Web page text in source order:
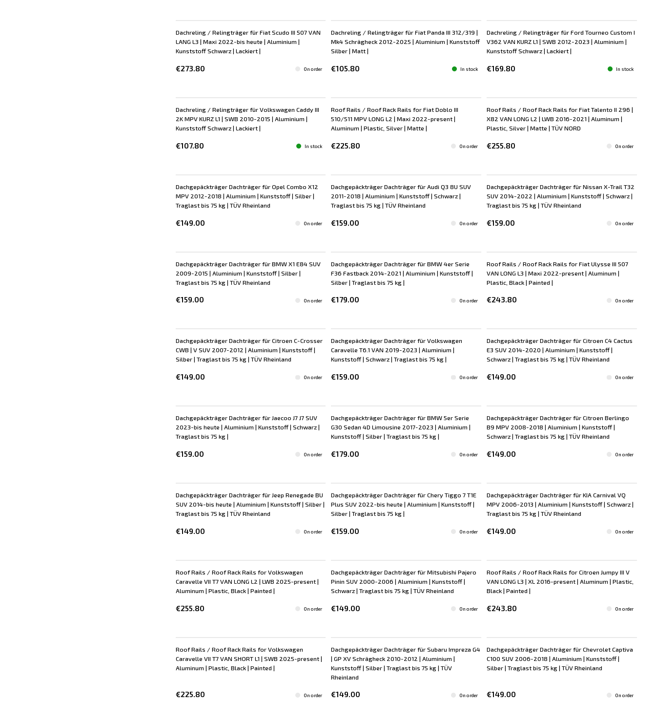
Dachreling / Relingträger für Fiat Scudo III 507 VAN
LANG L3 | Maxi 2022-bis heute | Aluminium |
Kunststoff Schwarz | Lackiert |
€273.80 On order
Dachreling / Relingträger für Fiat Panda III 312/319 |
Mk4 Schrägheck 2012-2025 | Aluminium | Kunststoff
Silber | Matt |
€105.80 In stock
Dachreling / Relingträger für Ford Tourneo Custom I
V362 VAN KURZ L1 | SWB 2012-2023 | Aluminium |
Kunststoff Schwarz | Lackiert |
€169.80 In stock
Dachreling / Relingträger für Volkswagen Caddy III
2K MPV KURZ L1 | SWB 2010-2015 | Aluminium |
Kunststoff Schwarz | Lackiert |
€107.80 In stock
Roof Rails / Roof Rack Rails for Fiat Doblo III
510/511 MPV LONG L2 | Maxi 2022-present |
Aluminum | Plastic, Silver | Matte |
€225.80 On order
Roof Rails / Roof Rack Rails for Fiat Talento II 296 |
X82 VAN LONG L2 | LWB 2016-2021 | Aluminum |
Plastic, Silver | Matte | TÜV NORD
€255.80 On order
Dachgepäckträger Dachträger für Opel Combo X12
MPV 2012-2018 | Aluminium | Kunststoff | Silber |
Traglast bis 75 kg | TÜV Rheinland
€149.00 On order
Dachgepäckträger Dachträger für Audi Q3 8U SUV
2011-2018 | Aluminium | Kunststoff | Schwarz |
Traglast bis 75 kg | TÜV Rheinland
€159.00 On order
Dachgepäckträger Dachträger für Nissan X-Trail T32
SUV 2014-2022 | Aluminium | Kunststoff | Schwarz |
Traglast bis 75 kg | TÜV Rheinland
€159.00 On order
Dachgepäckträger Dachträger für BMW X1 E84 SUV
2009-2015 | Aluminium | Kunststoff | Silber |
Traglast bis 75 kg | TÜV Rheinland
€159.00 On order
Dachgepäckträger Dachträger für BMW 4er Serie
F36 Fastback 2014-2021 | Aluminium | Kunststoff |
Silber | Traglast bis 75 kg |
€179.00 On order
Roof Rails / Roof Rack Rails for Fiat Ulysse III 507
VAN LONG L3 | Maxi 2022-present | Aluminum |
Plastic, Black | Painted |
€243.80 On order
Dachgepäckträger Dachträger für Citroen C-Crosser
CWB | V SUV 2007-2012 | Aluminium | Kunststoff |
Silber | Traglast bis 75 kg | TÜV Rheinland
€149.00 On order
Dachgepäckträger Dachträger für Volkswagen
Caravelle T6.1 VAN 2019-2023 | Aluminium |
Kunststoff | Schwarz | Traglast bis 75 kg |
€159.00 On order
Dachgepäckträger Dachträger für Citroen C4 Cactus
E3 SUV 2014-2020 | Aluminium | Kunststoff |
Schwarz | Traglast bis 75 kg | TÜV Rheinland
€149.00 On order
Dachgepäckträger Dachträger für Jaecoo J7 J7 SUV
2023-bis heute | Aluminium | Kunststoff | Schwarz |
Traglast bis 75 kg |
€159.00 On order
Dachgepäckträger Dachträger für BMW 5er Serie
G30 Sedan 4D Limousine 2017-2023 | Aluminium |
Kunststoff | Silber | Traglast bis 75 kg |
€179.00 On order
Dachgepäckträger Dachträger für Citroen Berlingo
B9 MPV 2008-2018 | Aluminium | Kunststoff |
Schwarz | Traglast bis 75 kg | TÜV Rheinland
€149.00 On order
Dachgepäckträger Dachträger für Jeep Renegade BU
SUV 2014-bis heute | Aluminium | Kunststoff | Silber |
Traglast bis 75 kg | TÜV Rheinland
€149.00 On order
Dachgepäckträger Dachträger für Chery Tiggo 7 T1E
Plus SUV 2022-bis heute | Aluminium | Kunststoff |
Silber | Traglast bis 75 kg |
€159.00 On order
Dachgepäckträger Dachträger für KIA Carnival VQ
MPV 2006-2013 | Aluminium | Kunststoff | Schwarz |
Traglast bis 75 kg | TÜV Rheinland
€149.00 On order
Roof Rails / Roof Rack Rails for Volkswagen
Caravelle VII T7 VAN LONG L2 | LWB 2025-present |
Aluminum | Plastic, Black | Painted |
€255.80 On order
Dachgepäckträger Dachträger für Mitsubishi Pajero
Pinin SUV 2000-2006 | Aluminium | Kunststoff |
Schwarz | Traglast bis 75 kg | TÜV Rheinland
€149.00 On order
Roof Rails / Roof Rack Rails for Citroen Jumpy III V
VAN LONG L3 | XL 2016-present | Aluminum | Plastic,
Black | Painted |
€243.80 On order
Roof Rails / Roof Rack Rails for Volkswagen
Caravelle VII T7 VAN SHORT L1 | SWB 2025-present |
Aluminum | Plastic, Black | Painted |
€225.80 On order
Dachgepäckträger Dachträger für Subaru Impreza G4
| GP XV Schrägheck 2010-2012 | Aluminium |
Kunststoff | Silber | Traglast bis 75 kg | TÜV
Rheinland
€149.00 On order
Dachgepäckträger Dachträger für Chevrolet Captiva
C100 SUV 2006-2018 | Aluminium | Kunststoff |
Silber | Traglast bis 75 kg | TÜV Rheinland
€149.00 On order